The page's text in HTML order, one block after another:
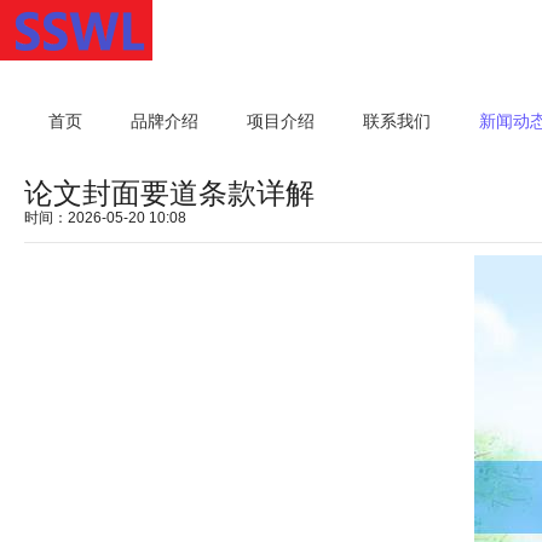
首页 品牌介绍 项目介绍 联系我们 新闻动
论文封面要道条款详解
时间：2026-05-20 10:08